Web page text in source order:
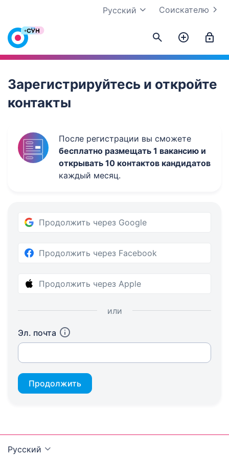
Соискателю
Русский
Work.ua
Зарегистрируйтесь и откройте
контакты
После регистрации вы сможете
бесплатно размещать 1 вакансию и
открывать 10 контактов кандидатов
каждый месяц.
Продолжить через Google
Продолжить через Facebook
Продолжить через Apple
или
Эл. почта
Продолжить
Русский